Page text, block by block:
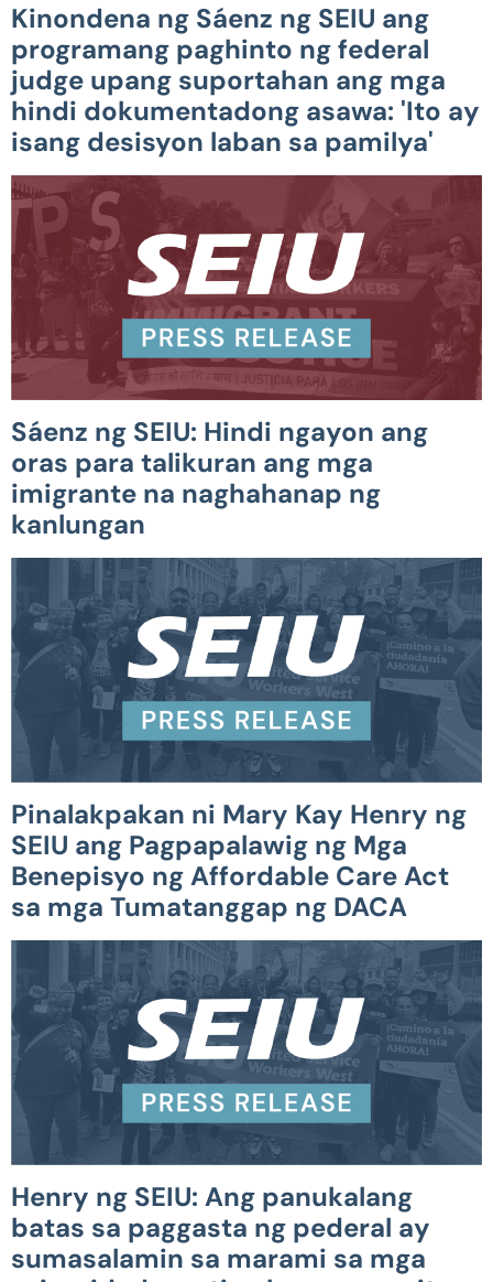
Kinondena ng Sáenz ng SEIU ang
programang paghinto ng federal
judge upang suportahan ang mga
hindi dokumentadong asawa: 'Ito ay
isang desisyon laban sa pamilya'
Sáenz ng SEIU: Hindi ngayon ang
oras para talikuran ang mga
imigrante na naghahanap ng
kanlungan
Pinalakpakan ni Mary Kay Henry ng
SEIU ang Pagpapalawig ng Mga
Benepisyo ng Affordable Care Act
sa mga Tumatanggap ng DACA
Henry ng SEIU: Ang panukalang
batas sa paggasta ng pederal ay
sumasalamin sa marami sa mga